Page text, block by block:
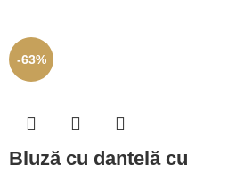
-63%
Bluză cu dantelă cu